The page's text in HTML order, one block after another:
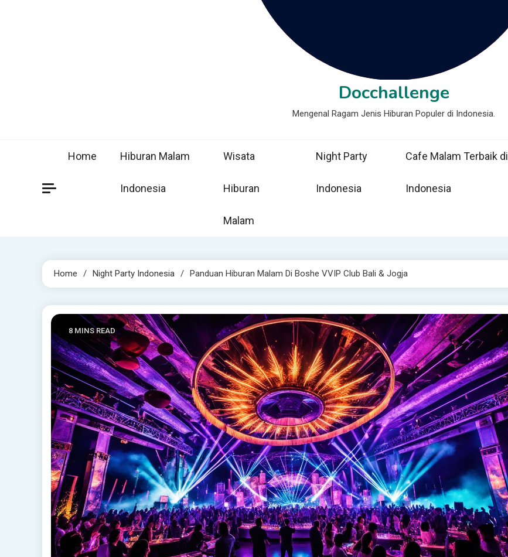
Docchallenge
Mengenal Ragam Jenis Hiburan Populer di Indonesia.
Home Hiburan Malam
Indonesia
Wisata
Hiburan
Malam
Night Party
Indonesia
Cafe Malam Terbaik di
Indonesia
Home Night Party Indonesia Panduan Hiburan Malam Di Boshe VVIP Club Bali & Jogja
8 MINS READ